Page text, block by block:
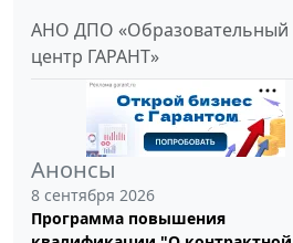
АНО ДПО «Образовательный
центр ГАРАНТ»
Анонсы
8 сентября 2026
Программа повышения